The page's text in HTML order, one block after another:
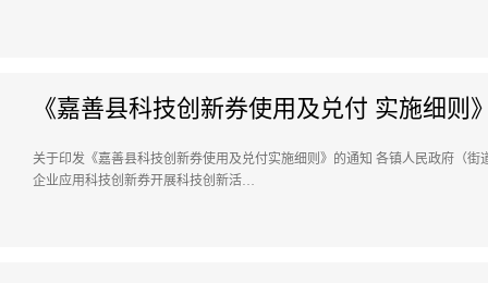
《嘉善县科技创新券使用及兑付 实施细则
关于印发《嘉善县科技创新券使用及兑付实施细则》的通知 各镇人民政府（
企业应用科技创新券开展科技创新活…